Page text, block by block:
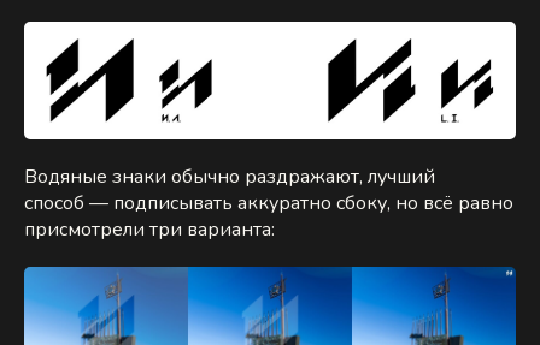
Водяные знаки обычно раздражают, лучший
способ — подписывать аккуратно сбоку, но всё равно
присмотрели три варианта: